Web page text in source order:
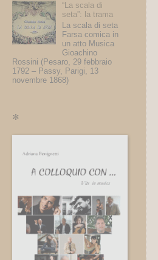
“La scala di
seta”: la trama
La scala di seta
Farsa comica in
un atto Musica
Gioachino
Rossini (Pesaro, 29 febbraio
1792 – Passy, Parigi, 13
novembre 1868)
*